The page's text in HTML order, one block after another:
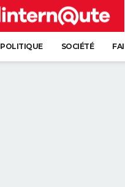
POLITIQUE SOCIÉTÉ